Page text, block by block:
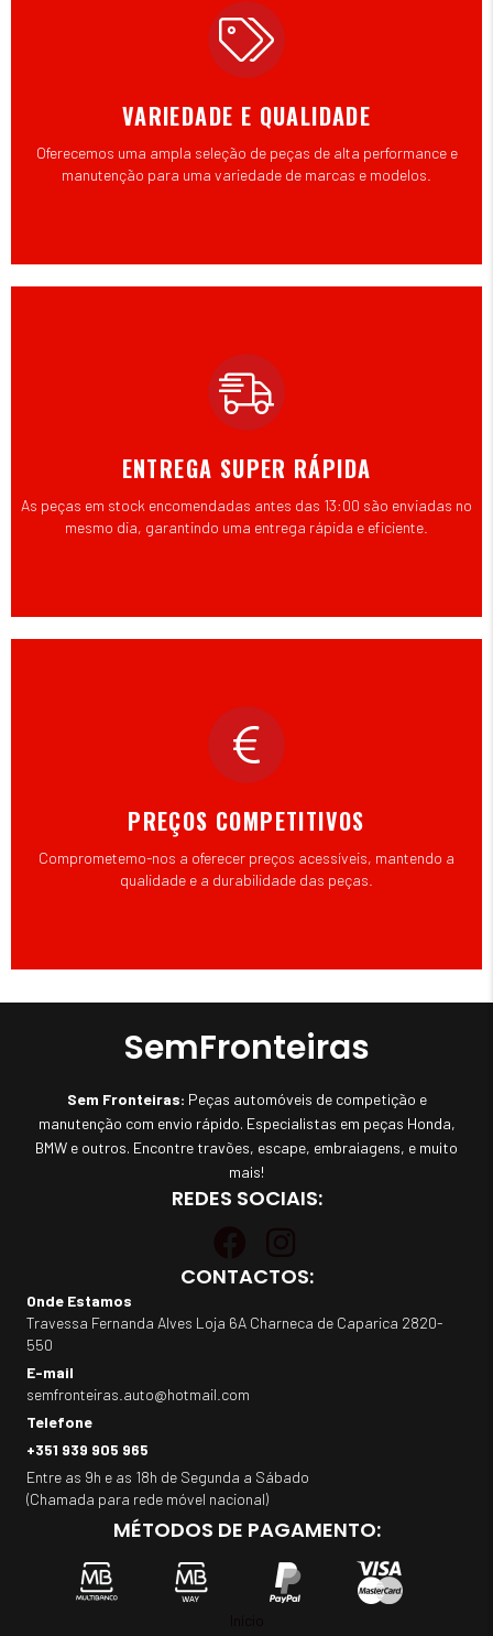
VARIEDADE E QUALIDADE
Oferecemos uma ampla seleção de peças de alta performance e
manutenção para uma variedade de marcas e modelos.
ENTREGA SUPER RÁPIDA
As peças em stock encomendadas antes das 13:00 são enviadas no
mesmo dia, garantindo uma entrega rápida e eficiente.
PREÇOS COMPETITIVOS
Comprometemo-nos a oferecer preços acessíveis, mantendo a
qualidade e a durabilidade das peças.
SemFronteiras
Sem Fronteiras: Peças automóveis de competição e
manutenção com envio rápido. Especialistas em peças Honda,
BMW e outros. Encontre travões, escape, embraiagens, e muito
mais!
REDES SOCIAIS:
CONTACTOS:
Onde Estamos
Travessa Fernanda Alves Loja 6A Charneca de Caparica 2820-
550
E-mail
semfronteiras.auto@hotmail.com
Telefone
+351 939 905 965
Entre as 9h e as 18h de Segunda a Sábado
(Chamada para rede móvel nacional)
MÉTODOS DE PAGAMENTO: